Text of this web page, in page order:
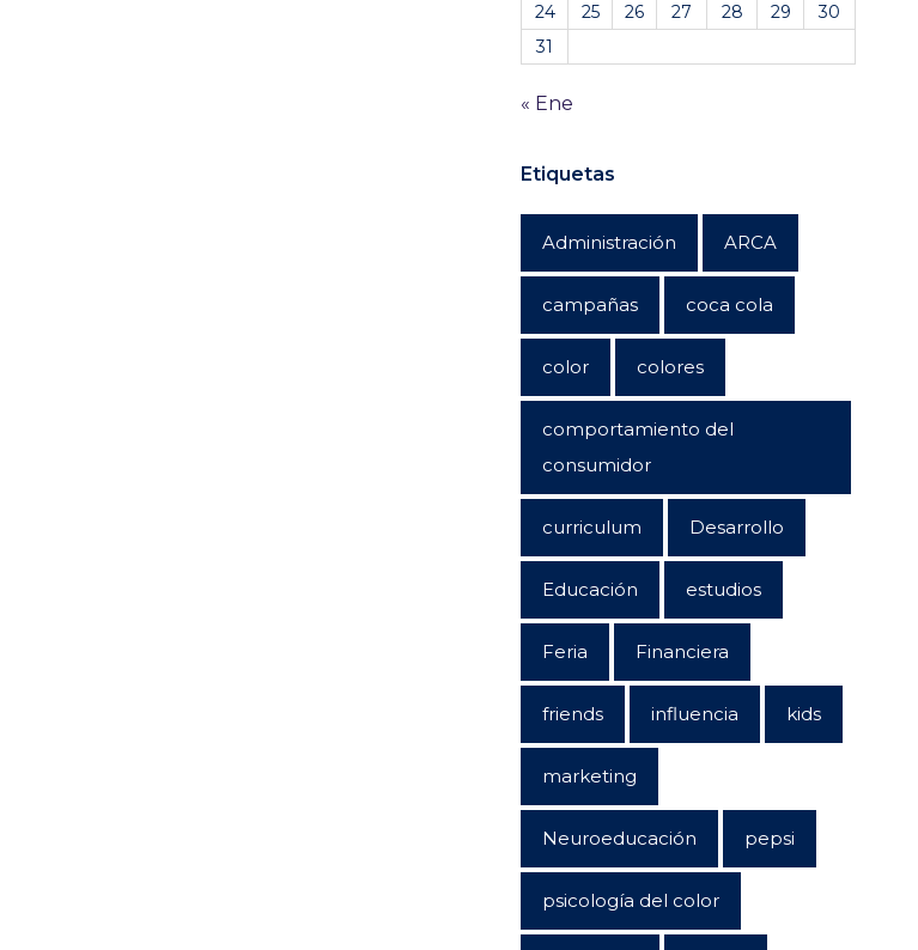
24
25 26 27 28 29
30
31
« Ene
Etiquetas
Administración ARCA
campañas coca cola
color colores
comportamiento del
consumidor
curriculum Desarrollo
Educación estudios
Feria Financiera
friends influencia kids
marketing
Neuroeducación pepsi
psicología del color